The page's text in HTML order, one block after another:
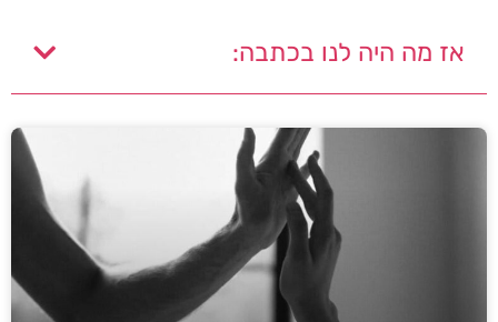
אז מה היה לנו בכתבה: